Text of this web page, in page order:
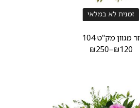
זמנית לא במלאי
זר מגוון מק"ט 104
₪120
–
₪250